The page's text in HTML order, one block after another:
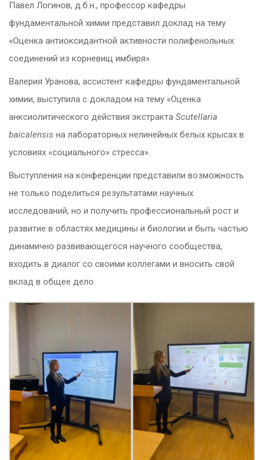
Павел Логинов, д.б.н., профессор кафедры
фундаментальной химии представил доклад на тему
«Оценка антиоксидантной активности полифенольных
соединений из корневищ имбиря».
Валерия Уранова, ассистент кафедры фундаментальной
химии, выступила с докладом на тему «Оценка
анксиолитического действия экстракта Scutellaria
baicalensis на лабораторных нелинейных белых крысах в
условиях «социального» стресса».
Выступления на конференции представили возможность
не только поделиться результатами научных
исследований, но и получить профессиональный рост и
развитие в областях медицины и биологии и быть частью
динамично развивающегося научного сообщества,
входить в диалог со своими коллегами и вносить свой
вклад в общее дело.